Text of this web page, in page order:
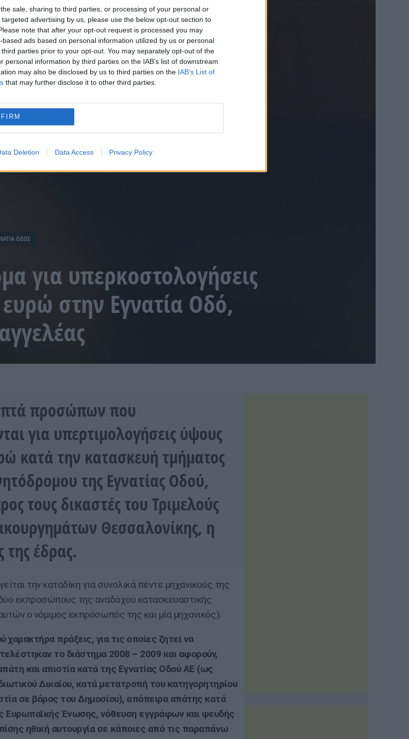
sale, sharing to third parties, or processing of your personal or
advertising by us, please use the below opt-out section to
note that after your opt-out request is processed you may
ads based on personal information utilized by us or personal
parties prior to your opt-out. You may separately opt-out of the
personal information by third parties on the IAB’s list of downstream
may also be disclosed by us to third parties on the IAB’s List of
that may further disclose it to other third parties.
Deletion Data Access Privacy Policy
ΟΔΟΣ
για υπερκοστολογήσεις
στην Εγνατία Οδό,
προσώπων που
για υπερτιμολογήσεις ύψους
κατά την κατασκευή τμήματος
της Εγνατίας Οδού,
τους δικαστές του Τριμελούς
Θεσσαλονίκης, η
της έδρας.
την καταδίκη για συνολικά πέντε μηχανικούς της
εκπροσώπους της αναδόχου κατασκευαστικής
ο νόμιμος εκπρόσωπός της και μία μηχανικός).
χαρακτήρα πράξεις, για τις οποίες ζητεί να
το διάστημα 2008 – 2009 και αφορούν,
και απιστία κατά της Εγνατίας Οδού ΑΕ (ως
Δικαίου, κατά μετατροπή του κατηγορητηρίου
σε βάρος του Δημοσίου), απόπειρα απάτης κατά
Ευρωπαϊκής Ένωσης, νόθευση εγγράφων και ψευδής
ηθική αυτουργία σε κάποιες από τις παραπάνω